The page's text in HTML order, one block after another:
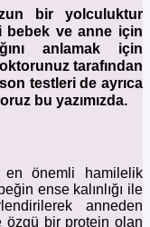
bir yolculuktur
bebek ve anne için
anlamak için
tarafından
testleri de ayrıca
bu yazımızda.
önemli hamilelik
ense kalınlığı ile
anneden
özgü bir protein olan